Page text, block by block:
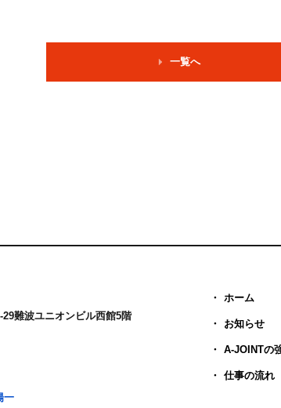
一覧へ
29難波ユニオンビル西館5階
ホーム
お知らせ
A-JOINTの
仕事の流れ